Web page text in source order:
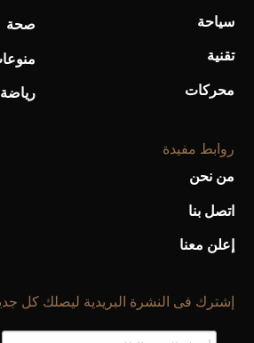
أحذية Mary Jane: ترف وأناقة للرجال
سياحة
تقنية
محركات
صحة
رياضة
روابط مفيدة
من نحن
اتصل بنا
إعلن معنا
إشترك فى النشرة البريدية ليصلك كل